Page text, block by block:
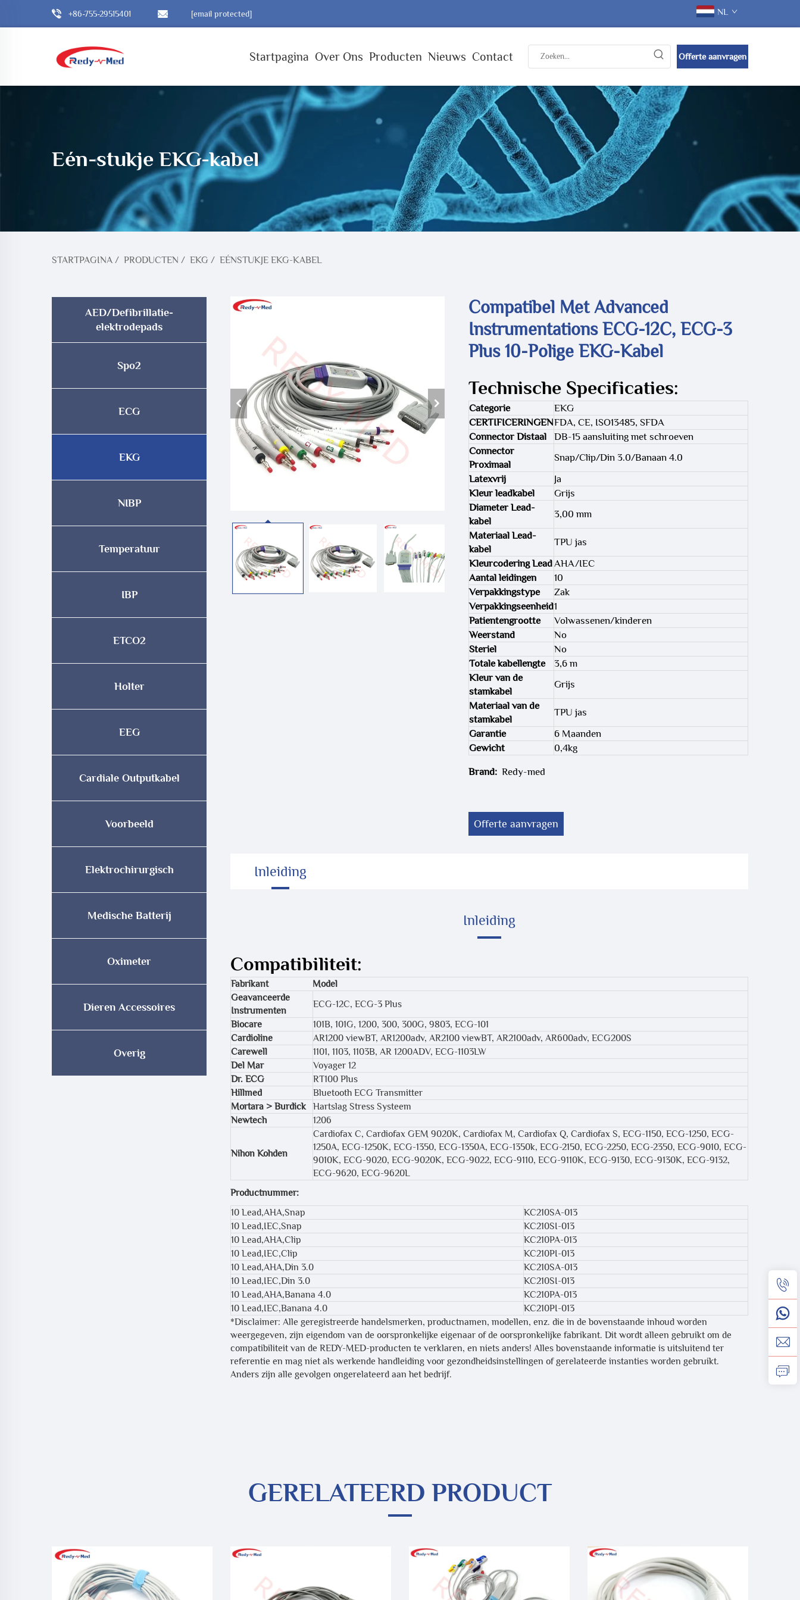
+86-755-29515401 [email protected] NL
Startpagina Over Ons Producten Nieuws Contact Offerte aanvragen
Eén-stukje EKG-kabel
STARTPAGINA/ PRODUCTEN / EKG / EÉNSTUKJE EKG-KABEL
AED/Defibrillatie-
elektrodepads
Spo2
ECG
EKG
NIBP
Temperatuur
IBP
ETCO2
Holter
EEG
Cardiale Outputkabel
Voorbeeld
Elektrochirurgisch
Medische Batterij
Oximeter
Dieren Accessoires
Overig
Compatibel Met Advanced
Instrumentations ECG-12C, ECG-3
Plus 10-Polige EKG-Kabel
Technische Specificaties:
Categorie
EKG
CERTIFICERINGENFDA, CE, ISO13485, SFDA
Connector Distaal
DB-15 aansluiting met schroeven
Connector
Proximaal
Snap/Clip/Din 3.0/Banaan 4.0
Latexvrij
Ja
Kleur leadkabel
Grijs
Diameter Lead-
kabel
3,00 mm
Materiaal Lead-
kabel
TPU jas
Kleurcodering LeadAHA/IEC
Aantal leidingen
10
Verpakkingstype
Zak
Verpakkingseenheid1
Patientengrootte
Volwassenen/kinderen
Weerstand
No
Steriel
No
Totale kabellengte
3,6 m
Kleur van de
stamkabel
Grijs
Materiaal van de
stamkabel
TPU jas
Garantie
6 Maanden
Gewicht
0,4kg
Brand: Redy-med
Offerte aanvragen
Inleiding
Inleiding
Compatibiliteit:
Fabrikant
Model
Geavanceerde
Instrumenten
ECG-12C, ECG-3 Plus
Biocare
101B, 101G, 1200, 300, 300G, 9803, ECG-101
Cardioline
AR1200 viewBT, AR1200adv, AR2100 viewBT, AR2100adv, AR600adv, ECG200S
Carewell
1101, 1103, 1103B, AR 1200ADV, ECG-1103LW
Del Mar
Voyager 12
Dr. ECG
RT100 Plus
Hillmed
Bluetooth ECG Transmitter
Mortara > Burdick
Hartslag Stress Systeem
Newtech
1206
Nihon Kohden
Cardiofax C, Cardiofax GEM 9020K, Cardiofax M, Cardiofax Q, Cardiofax S, ECG-1150, ECG-1250, ECG-
1250A, ECG-1250K, ECG-1350, ECG-1350A, ECG-1350k, ECG-2150, ECG-2250, ECG-2350, ECG-9010, ECG-
9010K, ECG-9020, ECG-9020K, ECG-9022, ECG-9110, ECG-9110K, ECG-9130, ECG-9130K, ECG-9132,
ECG-9620, ECG-9620L
Productnummer:
10 Lead,AHA,Snap
KC210SA-013
10 Lead,IEC,Snap
KC210SI-013
10 Lead,AHA,Clip
KC210PA-013
10 Lead,IEC,Clip
KC210PI-013
10 Lead,AHA,Din 3.0
KC210SA-013
10 Lead,IEC,Din 3.0
KC210SI-013
10 Lead,AHA,Banana 4.0
KC210PA-013
10 Lead,IEC,Banana 4.0
KC210PI-013
*Disclaimer: Alle geregistreerde handelsmerken, productnamen, modellen, enz. die in de bovenstaande inhoud worden
weergegeven, zijn eigendom van de oorspronkelijke eigenaar of de oorspronkelijke fabrikant. Dit wordt alleen gebruikt om de
compatibiliteit van de REDY-MED-producten te verklaren, en niets anders! Alles bovenstaande informatie is uitsluitend ter
referentie en mag niet als werkende handleiding voor gezondheidsinstellingen of gerelateerde instanties worden gebruikt.
Anders zijn alle gevolgen ongerelateerd aan het bedrijf.
GERELATEERD PRODUCT